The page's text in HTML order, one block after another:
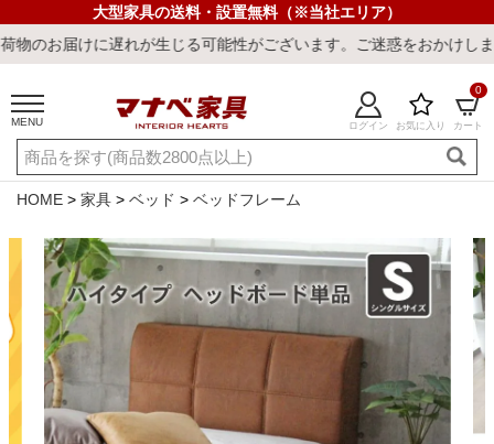
大型家具の送料・設置無料（※当社エリア）
れが生じる可能性がございます。ご迷惑をおかけしまして誠に申し
MENU ログイン お気に入り カート
0
ご利用ガイド 新規会員登録
店舗一覧 閲覧履歴
キーワード・商品番号で探す
HOME 家具 ベッド ベッドフレーム